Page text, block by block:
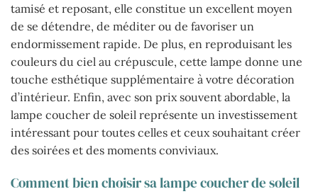
tamisé et reposant, elle constitue un excellent moyen
de se détendre, de méditer ou de favoriser un
endormissement rapide. De plus, en reproduisant les
couleurs du ciel au crépuscule, cette lampe donne une
touche esthétique supplémentaire à votre décoration
d’intérieur. Enfin, avec son prix souvent abordable, la
lampe coucher de soleil représente un investissement
intéressant pour toutes celles et ceux souhaitant créer
des soirées et des moments conviviaux.
Comment bien choisir sa lampe coucher de soleil